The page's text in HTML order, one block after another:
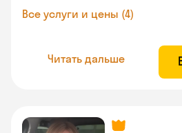
Все услуги и цены (4)
Читать дальше